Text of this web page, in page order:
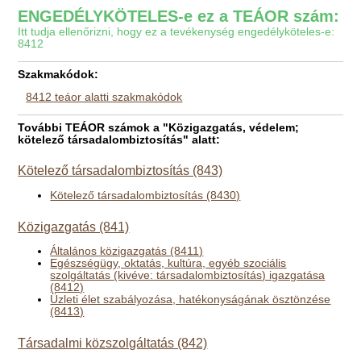
ENGEDÉLYKÖTELES-e ez a TEÁOR szám:
Itt tudja ellenőrizni, hogy ez a tevékenység engedélyköteles-e:
8412
Szakmakódok:
8412 teáor alatti szakmakódok
További TEÁOR számok a "Közigazgatás, védelem;
kötelező társadalombiztosítás" alatt:
Kötelező társadalombiztosítás (843)
Kötelező társadalombiztosítás (8430)
Közigazgatás (841)
Általános közigazgatás (8411)
Egészségügy, oktatás, kultúra, egyéb szociális
szolgáltatás (kivéve: társadalombiztosítás) igazgatása
(8412)
Üzleti élet szabályozása, hatékonyságának ösztönzése
(8413)
Társadalmi közszolgáltatás (842)